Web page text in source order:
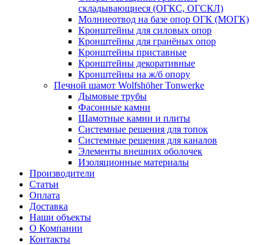
складывающиеся (ОГКС, ОГСКЛ)
Молниеотвод на базе опор ОГК (МОГК)
Кронштейны для силовых опор
Кронштейны для гранёных опор
Кронштейны приставные
Кронштейны декоративные
Кронштейны на ж/б опору
Печной шамот Wolfshöher Tonwerke
Дымовые трубы
Фасонные камни
Шамотные камни и плиты
Системные решения для топок
Системные решения для каналов
Элементы внешних оболочек
Изоляционные материалы
Производители
Статьи
Оплата
Доставка
Наши объекты
О Компании
Контакты